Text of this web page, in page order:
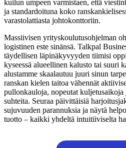
kuilun umpeen varmistaen, että
ja standardoituna koko
varastolattiasta johtokonttoriin.
Massiivisen yrityskoulutusohjelman
logistinen este sinänsä. Talkpal
täydellisen läpinäkyvyyden tiimisi
kyseessä alueellinen kalusto tai suuri
alustamme skaalautuu juuri sinun
ranskan kielen taitoa vähennät
pullonkauloja, nopeutat
suhteita. Seuraa päivittäisiä
sujuvuuden parannuksia ja näytä
tuotto – kaikki yhdeltä intuitiiviselta